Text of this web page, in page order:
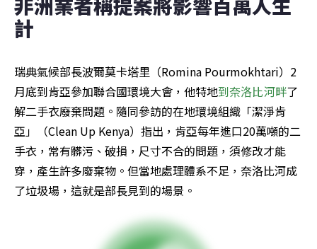
計
瑞典氣候部長波爾莫卡塔里（Romina Pourmokhtari）2
月底到肯亞參加聯合國環境大會，他特地到奈洛比河畔了
解二手衣廢棄問題。隨同參訪的在地環境組織「潔淨肯
亞」（Clean Up Kenya）指出，肯亞每年進口20萬噸的二
手衣，常有髒污、破損，尺寸不合的問題，須修改才能
穿，產生許多廢棄物。但當地處理體系不足，奈洛比河成
了垃圾場，這就是部長見到的場景。